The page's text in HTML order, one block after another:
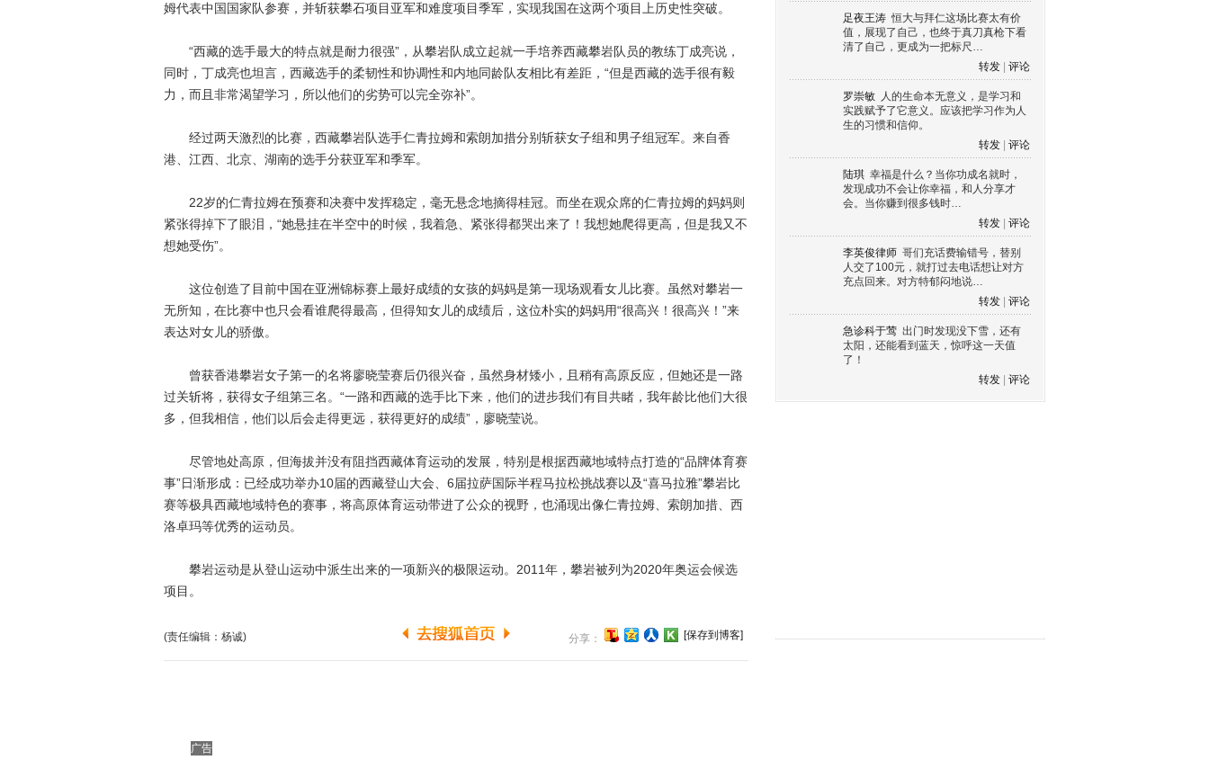
姆代表中国国家队参赛，并斩获攀石项目亚军和难度项目季军，实现我国在这两个项目上历史性突破。
“西藏的选手最大的特点就是耐力很强”，从攀岩队成立起就一手培养西藏攀岩队员的教练丁成亮说，
同时，丁成亮也坦言，西藏选手的柔韧性和协调性和内地同龄队友相比有差距，“但是西藏的选手很有毅
力，而且非常渴望学习，所以他们的劣势可以完全弥补”。
经过两天激烈的比赛，西藏攀岩队选手仁青拉姆和索朗加措分别斩获女子组和男子组冠军。来自香
港、江西、北京、湖南的选手分获亚军和季军。
22岁的仁青拉姆在预赛和决赛中发挥稳定，毫无悬念地摘得桂冠。而坐在观众席的仁青拉姆的妈妈则
紧张得掉下了眼泪，“她悬挂在半空中的时候，我着急、紧张得都哭出来了！我想她爬得更高，但是我又不
想她受伤”。
这位创造了目前中国在亚洲锦标赛上最好成绩的女孩的妈妈是第一现场观看女儿比赛。虽然对攀岩一
无所知，在比赛中也只会看谁爬得最高，但得知女儿的成绩后，这位朴实的妈妈用“很高兴！很高兴！”来
表达对女儿的骄傲。
曾获香港攀岩女子第一的名将廖晓莹赛后仍很兴奋，虽然身材矮小，且稍有高原反应，但她还是一路
过关斩将，获得女子组第三名。“一路和西藏的选手比下来，他们的进步我们有目共睹，我年龄比他们大很
多，但我相信，他们以后会走得更远，获得更好的成绩”，廖晓莹说。
尽管地处高原，但海拔并没有阻挡西藏体育运动的发展，特别是根据西藏地域特点打造的“品牌体育赛
事”日渐形成：已经成功举办10届的西藏登山大会、6届拉萨国际半程马拉松挑战赛以及“喜马拉雅”攀岩比
赛等极具西藏地域特色的赛事，将高原体育运动带进了公众的视野，也涌现出像仁青拉姆、索朗加措、西
洛卓玛等优秀的运动员。
攀岩运动是从登山运动中派生出来的一项新兴的极限运动。2011年，攀岩被列为2020年奥运会候选
项目。
(责任编辑：杨诚) 分享： [保存到博客]
广告
足夜王涛 恒大与拜仁这场比赛太有价
值，展现了自己，也终于真刀真枪下看
清了自己，更成为一把标尺…
转发
评论
罗崇敏 人的生命本无意义，是学习和
实践赋予了它意义。应该把学习作为人
生的习惯和信仰。
转发
评论
陆琪 幸福是什么？当你功成名就时，
发现成功不会让你幸福，和人分享才
会。当你赚到很多钱时…
转发
评论
李英俊律师 哥们充话费输错号，替别
人交了100元，就打过去电话想让对方
充点回来。对方特郁闷地说…
转发
评论
急诊科于莺 出门时发现没下雪，还有
太阳，还能看到蓝天，惊呼这一天值
了！
转发
评论